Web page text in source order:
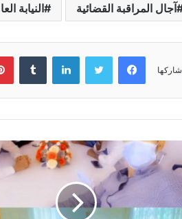
آجال المراقبة القضائية النيابة
شاركها
فيسبوك تويتر لينكدإن